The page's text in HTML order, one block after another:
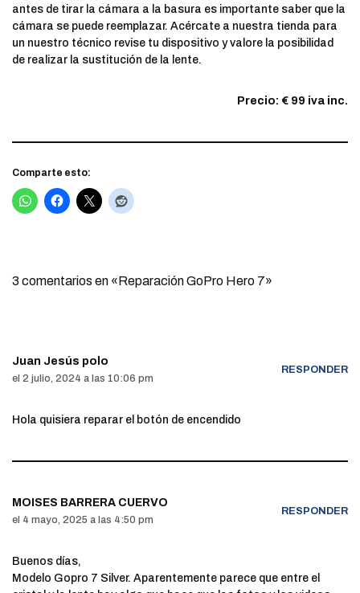
antes de tirar la cámara a la basura es importante saber que la
cámara se puede reemplazar. Acércate a nuestra tienda para
un nuestro técnico revise tu dispositivo y valore la posibilidad
de realizar la sustitución de la lente.
Precio: € 99 iva inc.
Comparte esto:
3 comentarios en «Reparación GoPro Hero 7»
Juan Jesús polo
el 2 julio, 2024 a las 10:06 pm
RESPONDER
Hola quisiera reparar el botón de encendido
MOISES BARRERA CUERVO
el 4 mayo, 2025 a las 4:50 pm
RESPONDER
Buenos días,
Modelo Gopro 7 Silver. Aparentemente parece que entre el